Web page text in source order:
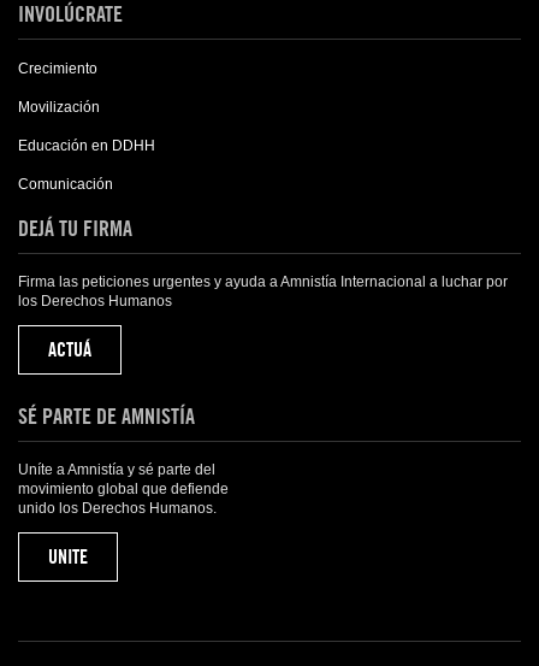
INVOLÚCRATE
Crecimiento
Movilización
Educación en DDHH
Comunicación
DEJÁ TU FIRMA
Firma las peticiones urgentes y ayuda a Amnistía Internacional a luchar por
los Derechos Humanos
ACTUÁ
SÉ PARTE DE AMNISTÍA
Uníte a Amnistía y sé parte del
movimiento global que defiende
unido los Derechos Humanos.
UNITE